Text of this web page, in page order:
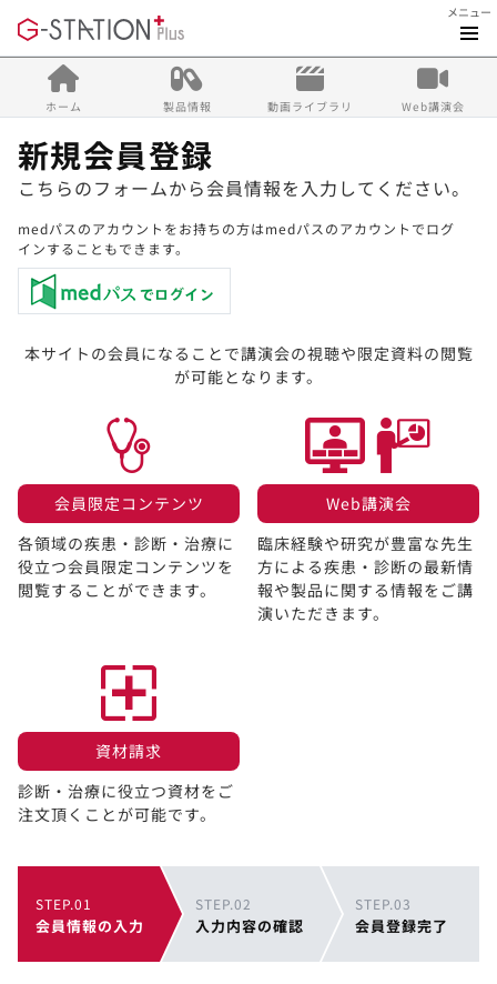
メニュー
ホーム 製品情報 動画ライブラリ Web講演会
新規会員登録
こちらのフォームから会員情報を入力してください。
medパスのアカウントをお持ちの方はmedパスのアカウントでログ
インすることもできます。
本サイトの会員になることで講演会の視聴や限定資料の閲覧
が可能となります。
会員限定コンテンツ​
各領域の疾患・診断・治療に
役立つ会員限定コンテンツを
閲覧することができます。​
Web講演会​
臨床経験や研究が豊富な先生
方による疾患・診断の最新情
報や製品に関する情報をご講
演いただきます。
資材請求​
診断・治療に役立つ資材をご
注文頂くことが可能です。
STEP.01
会員情報の入力
STEP.02
入力内容の確認
STEP.03
会員登録完了